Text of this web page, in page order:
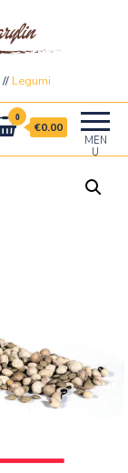
// Legumi
MEN
U
0
€0.00